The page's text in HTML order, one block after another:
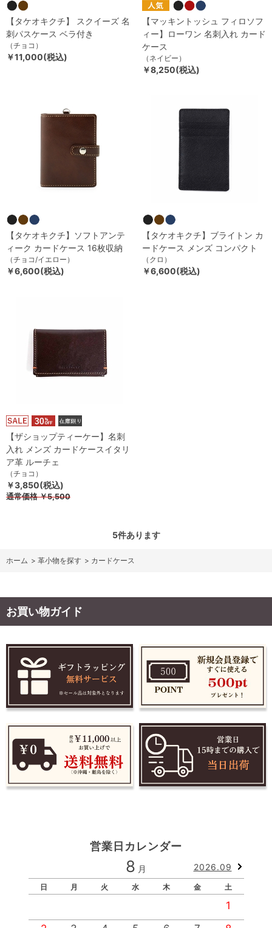
【タケオキクチ】 スクイーズ 名
刺パスケース ベラ付き
（チョコ）
￥11,000(税込)
【マッキントッシュ フィロソフ
ィー】ローワン 名刺入れ カード
ケース
（ネイビー）
￥8,250(税込)
【タケオキクチ】ソフトアンテ
ィーク カードケース 16枚収納
（チョコ/イエロー）
￥6,600(税込)
【タケオキクチ】ブライトン カ
ードケース メンズ コンパクト
（クロ）
￥6,600(税込)
【ザショップティーケー】名刺
入れ メンズ カードケースイタリ
ア革 ルーチェ
（チョコ）
￥3,850(税込)
通常価格￥5,500
5件あります
ホーム > 革小物を探す > カードケース
お買い物ガイド
営業日カレンダー
8 月 2026.09
日 月 火 水 木 金 土
1